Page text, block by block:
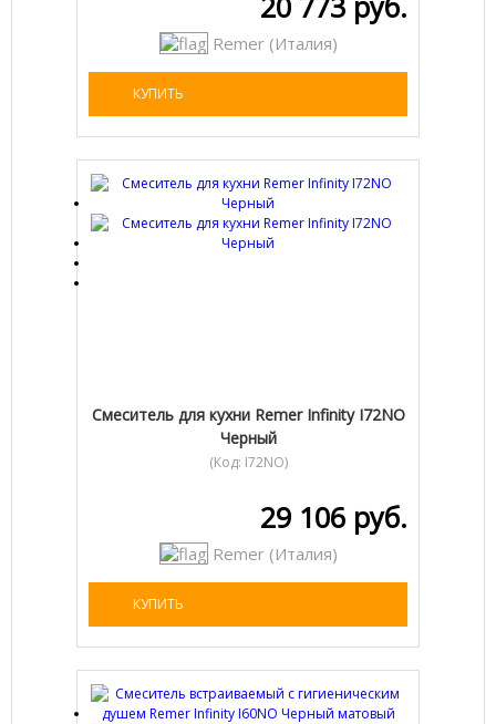
Remer (Италия)
КУПИТЬ
Cмеситель для кухни Remer Infinity I72NO
Черный
(Код: I72NO)
29 106 руб.
Remer (Италия)
КУПИТЬ